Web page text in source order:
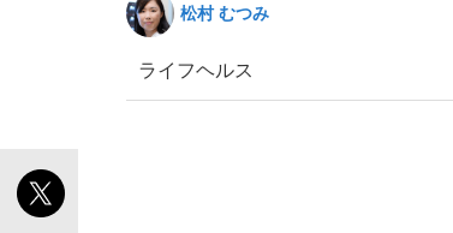
「目標達成できなかったから
the Style
松村 むつみ
ライフヘルス